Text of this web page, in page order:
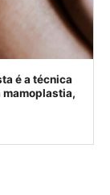
é a técnica
mamoplastia,